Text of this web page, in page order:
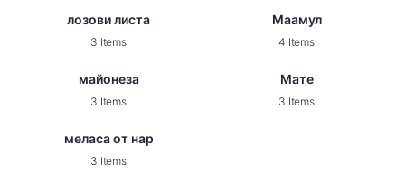
лозови листа
3 Items
Маамул
4 Items
майонеза
3 Items
Мате
3 Items
меласа от нар
3 Items